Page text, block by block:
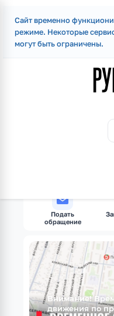
Перейти
к
Сайт временно
режиме. Некоторые
могут быть ограничены.
навигация
Подать
обращение
Внимание!
движения по